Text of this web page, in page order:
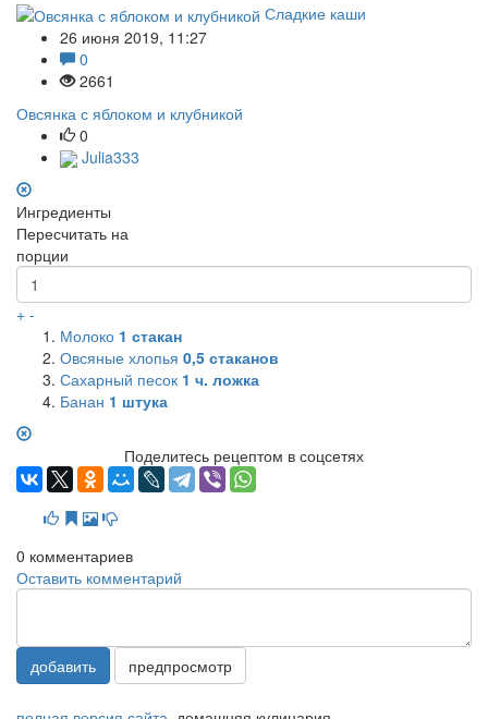
Сладкие каши
26 июня 2019, 11:27
0
2661
Овсянка с яблоком и клубникой
0
Julia333
Ингредиенты
Пересчитать на
порции
+ -
Молоко 1 стакан
Овсяные хлопья 0,5 стаканов
Сахарный песок 1 ч. ложка
Банан 1 штука
Поделитесь рецептом в соцсетях
0 комментариев
Оставить комментарий
добавить предпросмотр